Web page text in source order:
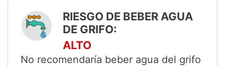
RIESGO DE BEBER AGUA
DE GRIFO:
ALTO
No recomendaría beber agua del grifo